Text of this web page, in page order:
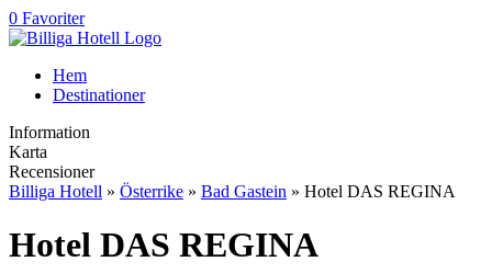
0 Favoriter
Hem
Destinationer
Information
Karta
Recensioner
Billiga Hotell » Österrike » Bad Gastein » Hotel DAS REGINA
Hotel DAS REGINA